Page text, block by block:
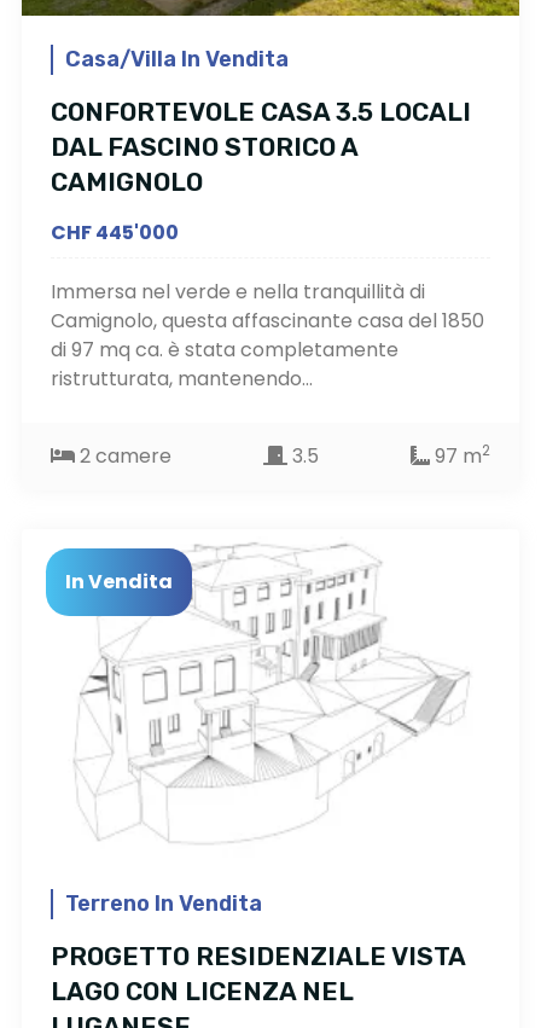
Casa/Villa In Vendita
CONFORTEVOLE CASA 3.5 LOCALI
DAL FASCINO STORICO A
CAMIGNOLO
CHF 445'000
Immersa nel verde e nella tranquillità di
Camignolo, questa affascinante casa del 1850
di 97 mq ca. è stata completamente
ristrutturata, mantenendo...
2 camere 3.5 97 m2
In Vendita
Terreno In Vendita
PROGETTO RESIDENZIALE VISTA
LAGO CON LICENZA NEL